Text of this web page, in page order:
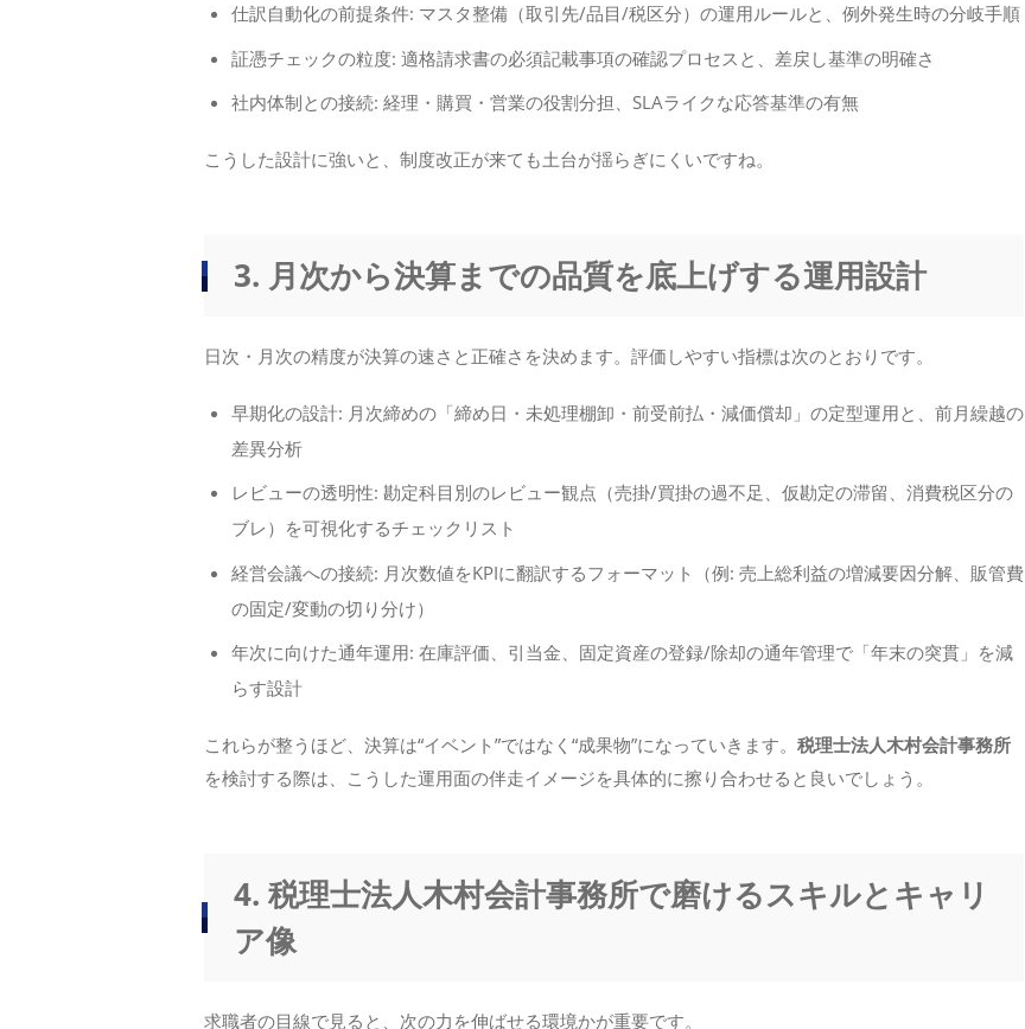
仕訳自動化の前提条件: マスタ整備（取引先/品目/税区分）の運用ルールと、例外発生時の分岐手順
証憑チェックの粒度: 適格請求書の必須記載事項の確認プロセスと、差戻し基準の明確さ
社内体制との接続: 経理・購買・営業の役割分担、SLAライクな応答基準の有無
こうした設計に強いと、制度改正が来ても土台が揺らぎにくいですね。
3. 月次から決算までの品質を底上げする運用設計
日次・月次の精度が決算の速さと正確さを決めます。評価しやすい指標は次のとおりです。
早期化の設計: 月次締めの「締め日・未処理棚卸・前受前払・減価償却」の定型運用と、前月繰越の
差異分析
レビューの透明性: 勘定科目別のレビュー観点（売掛/買掛の過不足、仮勘定の滞留、消費税区分の
ブレ）を可視化するチェックリスト
経営会議への接続: 月次数値をKPIに翻訳するフォーマット（例: 売上総利益の増減要因分解、販管費
の固定/変動の切り分け）
年次に向けた通年運用: 在庫評価、引当金、固定資産の登録/除却の通年管理で「年末の突貫」を減
らす設計
これらが整うほど、決算は“イベント”ではなく“成果物”になっていきます。 税理士法人木村会計事務所
を検討する際は、こうした運用面の伴走イメージを具体的に擦り合わせると良いでしょう。
4. 税理士法人木村会計事務所で磨けるスキルとキャリ
ア像
求職者の目線で見ると、次の力を伸ばせる環境かが重要です。